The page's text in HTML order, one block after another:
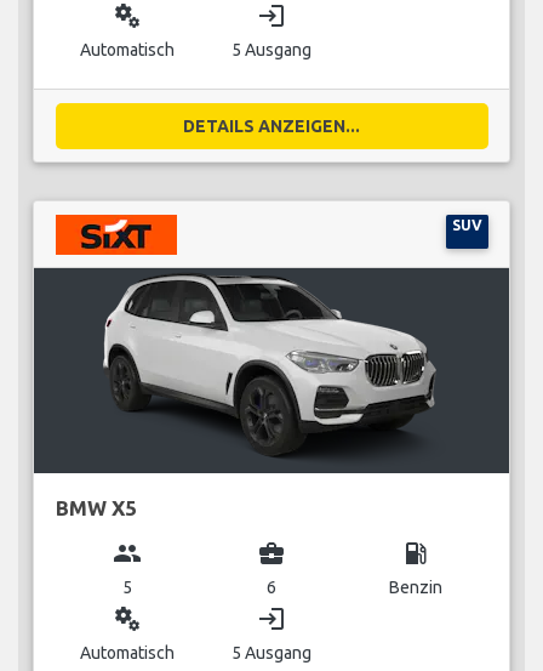
miscellaneous_services
Automatisch
login
5 Ausgang
DETAILS ANZEIGEN...
SUV
BMW X5
group
5
business_center
6
local_gas_station
Benzin
miscellaneous_services
Automatisch
login
5 Ausgang